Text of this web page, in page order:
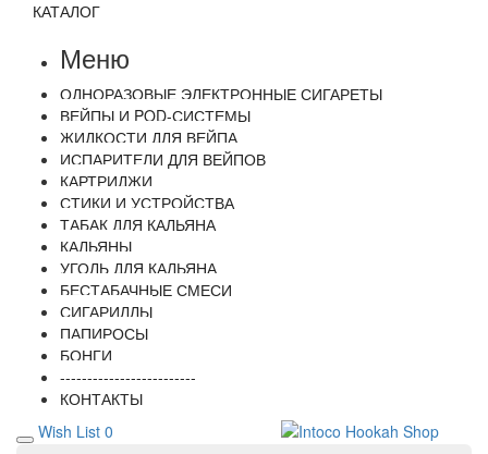
КАТАЛОГ
Меню
ОДНОРАЗОВЫЕ ЭЛЕКТРОННЫЕ СИГАРЕТЫ
ВЕЙПЫ И POD-СИСТЕМЫ
ЖИДКОСТИ ДЛЯ ВЕЙПА
ИСПАРИТЕЛИ ДЛЯ ВЕЙПОВ
КАРТРИДЖИ
СТИКИ И УСТРОЙСТВА
ТАБАК ДЛЯ КАЛЬЯНА
КАЛЬЯНЫ
УГОЛЬ ДЛЯ КАЛЬЯНА
БЕСТАБАЧНЫЕ СМЕСИ
СИГАРИЛЛЫ
ПАПИРОСЫ
БОНГИ
-------------------------
КОНТАКТЫ
Wish List 0